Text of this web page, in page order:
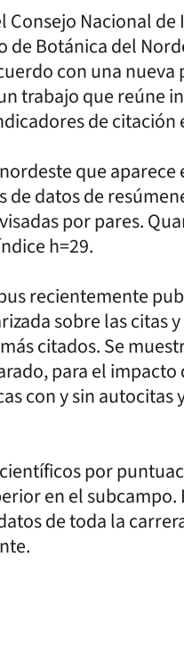
Nacional de
de Botánica del
con una
trabajo que reúne
de citación
que aparece
de datos de
por pares.
h=29.
recientemente
sobre las citas
citados. Se
para el impacto
con y sin autocitas
por
en el subcampo.
de toda la